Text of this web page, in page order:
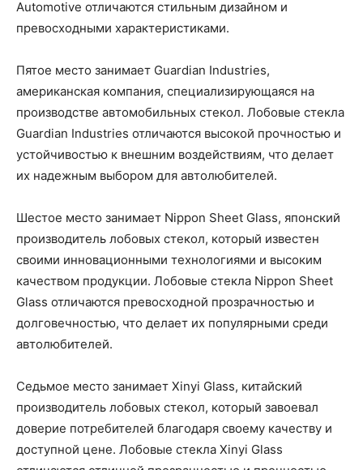
Automotive отличаются стильным дизайном и
превосходными характеристиками.
Пятое место занимает Guardian Industries,
американская компания, специализирующаяся на
производстве автомобильных стекол. Лобовые стекла
Guardian Industries отличаются высокой прочностью и
устойчивостью к внешним воздействиям, что делает
их надежным выбором для автолюбителей.
Шестое место занимает Nippon Sheet Glass, японский
производитель лобовых стекол, который известен
своими инновационными технологиями и высоким
качеством продукции. Лобовые стекла Nippon Sheet
Glass отличаются превосходной прозрачностью и
долговечностью, что делает их популярными среди
автолюбителей.
Седьмое место занимает Xinyi Glass, китайский
производитель лобовых стекол, который завоевал
доверие потребителей благодаря своему качеству и
доступной цене. Лобовые стекла Xinyi Glass